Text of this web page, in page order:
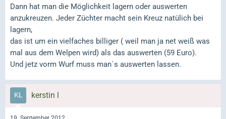
Dann hat man die Möglichkeit lagern oder auswerten
anzukreuzen. Jeder Züchter macht sein Kreuz natülich bei
lagern,
das ist um ein vielfaches billiger ( weil man ja net weiß was
mal aus dem Welpen wird) als das auswerten (59 Euro).
Und jetz vorm Wurf muss man´s auswerten lassen.
kerstin l